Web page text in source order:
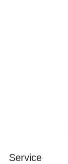
Service